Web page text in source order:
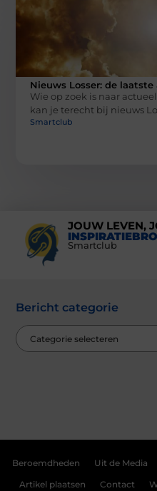
Nieuws Losser: de
Wie op zoek is naar
kan je terecht bij nieuws
Smartclub
JOUW LEVEN,
Smartclub
Bericht categorie
Beroemdheden Uit de Media
Artikel plaatsen Contact